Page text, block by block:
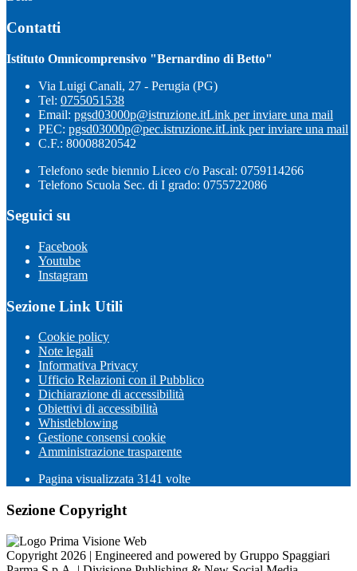
Contatti
Istituto Omnicomprensivo "Bernardino di Betto"
Via Luigi Canali, 27 - Perugia (PG)
Tel: 0755051538
Email: pgsd03000p@istruzione.itLink per inviare una mail
PEC: pgsd03000p@pec.istruzione.itLink per inviare una mail
C.F.: 80008820542
Telefono sede biennio Liceo c/o Pascal: 0759114266
Telefono Scuola Sec. di I grado: 0755722086
Seguici su
Facebook
Youtube
Instagram
Sezione Link Utili
Cookie policy
Note legali
Informativa Privacy
Ufficio Relazioni con il Pubblico
Dichiarazione di accessibilità
Obiettivi di accessibilità
Whistleblowing
Gestione consensi cookie
Amministrazione trasparente
Pagina visualizzata 3141 volte
Sezione Copyright
Copyright 2026 | Engineered and powered by Gruppo Spaggiari